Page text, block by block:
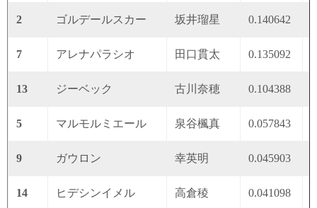
2 ゴルデールスカー 坂井瑠星 0.140642
7 アレナパラシオ 田口貫太 0.135092
13 ジーベック 古川奈穂 0.104388
5 マルモルミエール 泉谷楓真 0.057843
9 ガウロン 幸英明 0.045903
14 ヒデシンイメル 高倉稜 0.041098